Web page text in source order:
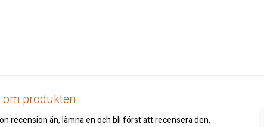
om produkten
recension än, lämna en och bli först att recensera den.